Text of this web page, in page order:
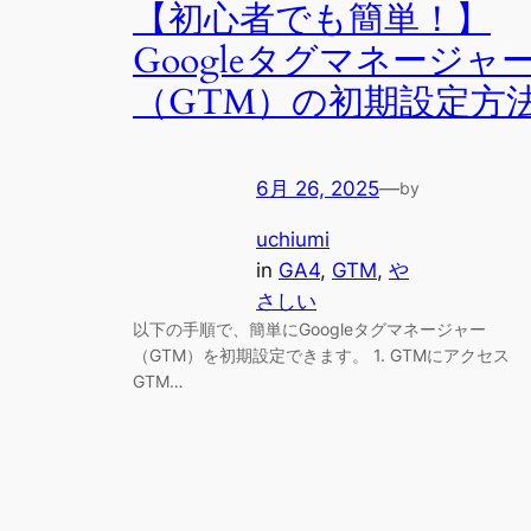
【初心者でも簡単！】
Googleタグマネージャ
（GTM）の初期設定方
6月 26, 2025—by
uchiumi
in GA4, GTM, や
さしい
以下の手順で、簡単にGoogleタグマネージャー
（GTM）を初期設定できます。 1. GTMにアクセス
GTM…